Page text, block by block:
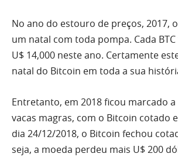
No ano do estouro de preços, 2017,
um natal com toda pompa. Cada
U$ 14,000 neste ano. Certamente
natal do Bitcoin em toda a sua
Entretanto, em 2018 ficou marcado
vacas magras, com o Bitcoin cotado
dia 24/12/2018, o Bitcoin fechou
seja, a moeda perdeu mais U$ 200